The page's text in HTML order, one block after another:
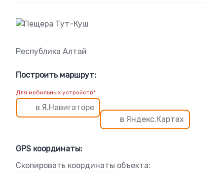
Республика Алтай
Построить маршрут:
Для мобильных устройств*
в Я.Навигаторе
в Яндекс.Картах
GPS координаты:
Скопировать координаты объекта: